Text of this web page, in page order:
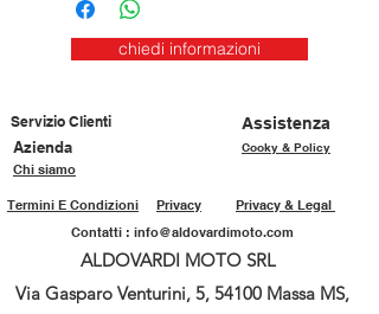
chiedi informazioni
Servizio Clienti
Assistenza
Azienda
Cooky & Policy
Chi siamo
Privacy & Legal
Privacy
Termini E Condizioni
Contatti : info@aldovardimoto.com
ALDOVARDI MOTO SRL
Via Gasparo Venturini, 5, 54100 Massa MS,